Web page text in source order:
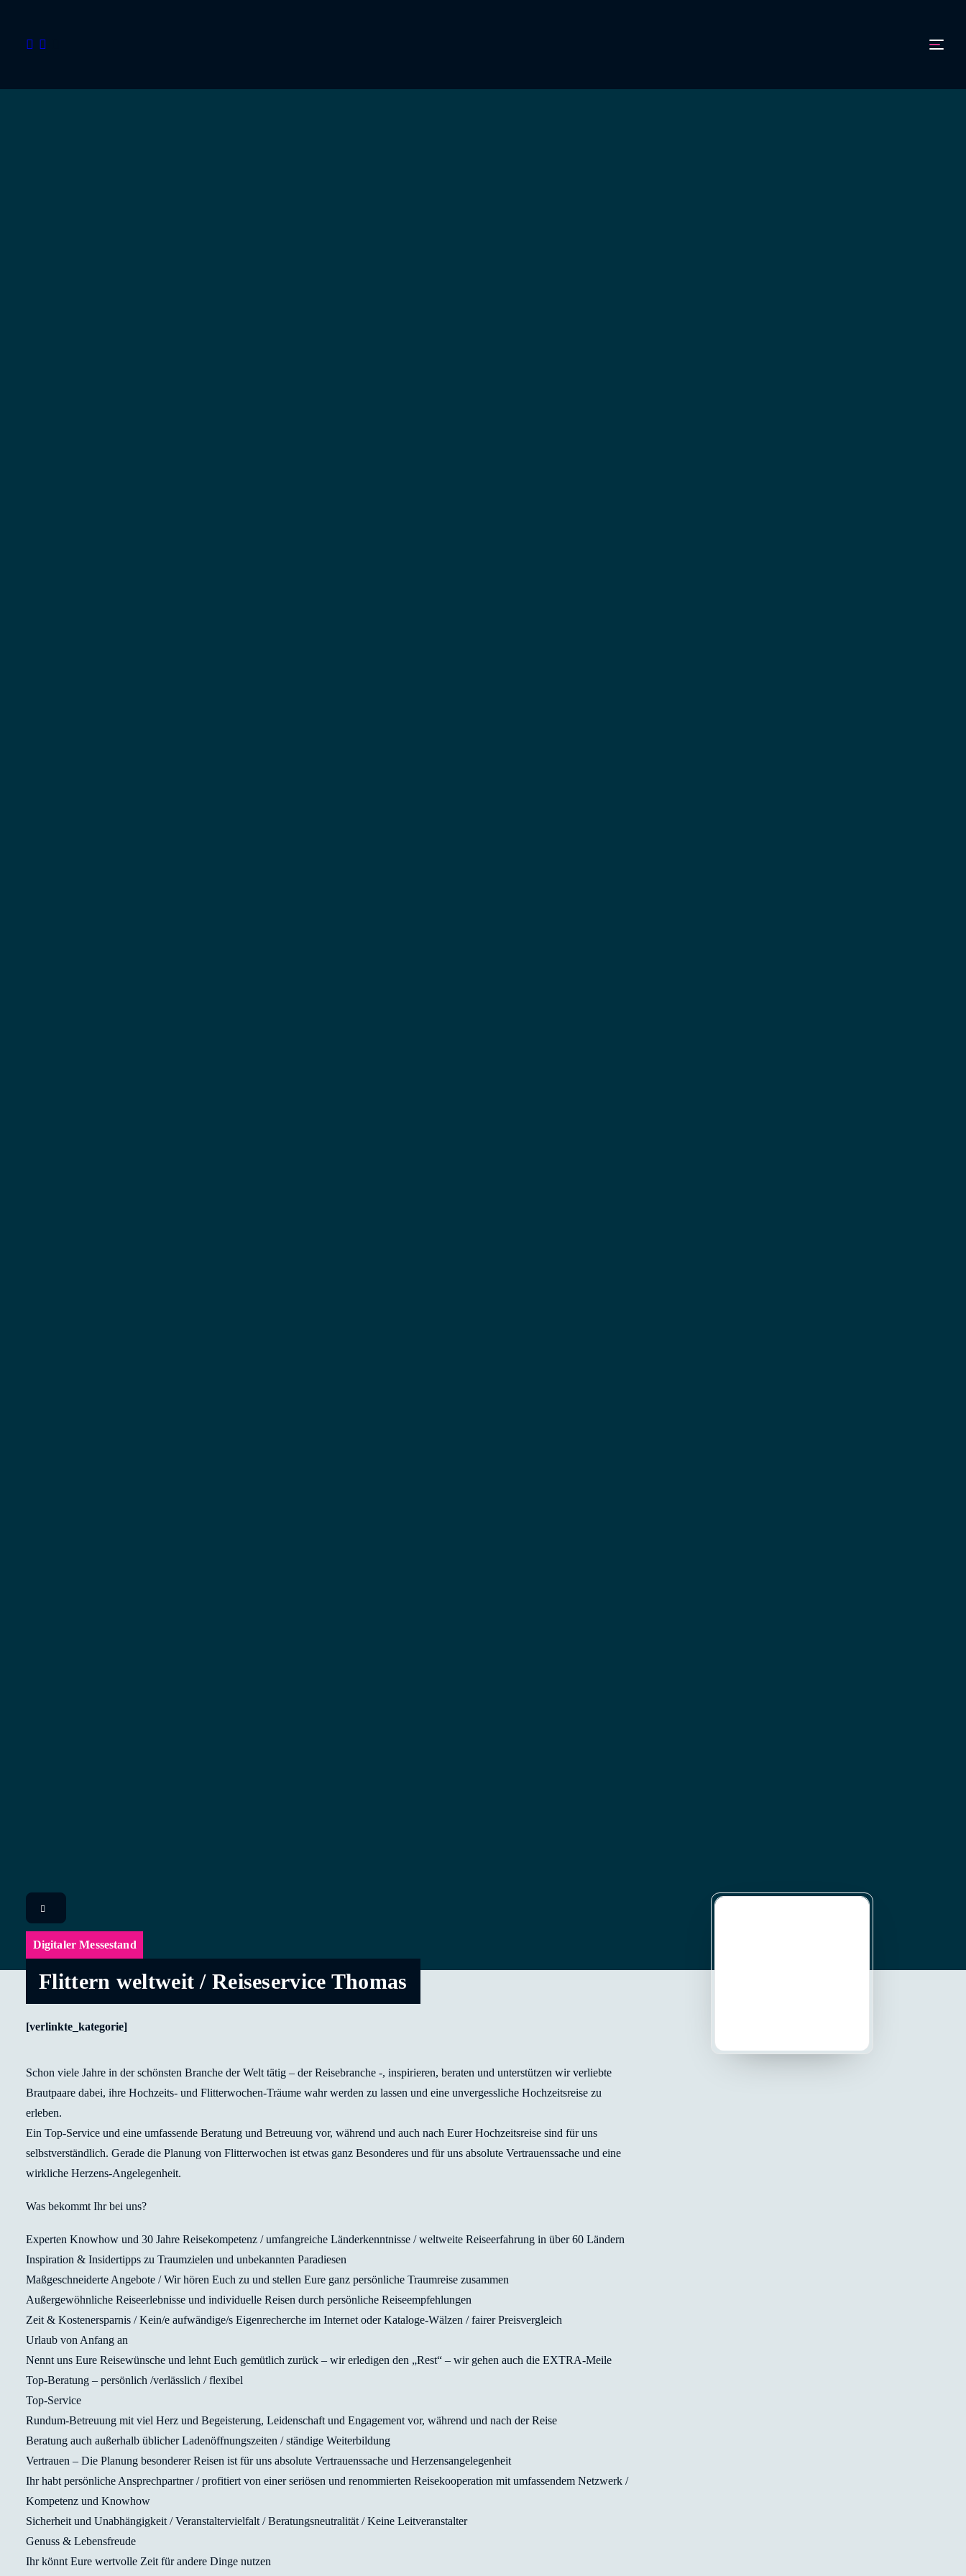
Digitaler Messestand
Flittern weltweit / Reiseservice Thomas
[verlinkte_kategorie]
Schon viele Jahre in der schönsten Branche der Welt tätig – der Reisebranche -, inspirieren, beraten und unterstützen wir verliebte
Brautpaare dabei, ihre Hochzeits- und Flitterwochen-Träume wahr werden zu lassen und eine unvergessliche Hochzeitsreise zu
erleben.
Ein Top-Service und eine umfassende Beratung und Betreuung vor, während und auch nach Eurer Hochzeitsreise sind für uns
selbstverständlich. Gerade die Planung von Flitterwochen ist etwas ganz Besonderes und für uns absolute Vertrauenssache und eine
wirkliche Herzens-Angelegenheit.
Was bekommt Ihr bei uns?
Experten Knowhow und 30 Jahre Reisekompetenz / umfangreiche Länderkenntnisse / weltweite Reiseerfahrung in über 60 Ländern
Inspiration & Insidertipps zu Traumzielen und unbekannten Paradiesen
Maßgeschneiderte Angebote / Wir hören Euch zu und stellen Eure ganz persönliche Traumreise zusammen
Außergewöhnliche Reiseerlebnisse und individuelle Reisen durch persönliche Reiseempfehlungen
Zeit & Kostenersparnis / Kein/e aufwändige/s Eigenrecherche im Internet oder Kataloge-Wälzen / fairer Preisvergleich
Urlaub von Anfang an
Nennt uns Eure Reisewünsche und lehnt Euch gemütlich zurück – wir erledigen den „Rest“ – wir gehen auch die EXTRA-Meile
Top-Beratung – persönlich /verlässlich / flexibel
Top-Service
Rundum-Betreuung mit viel Herz und Begeisterung, Leidenschaft und Engagement vor, während und nach der Reise
Beratung auch außerhalb üblicher Ladenöffnungszeiten / ständige Weiterbildung
Vertrauen – Die Planung besonderer Reisen ist für uns absolute Vertrauenssache und Herzensangelegenheit
Ihr habt persönliche Ansprechpartner / profitiert von einer seriösen und renommierten Reisekooperation mit umfassendem Netzwerk /
Kompetenz und Knowhow
Sicherheit und Unabhängigkeit / Veranstaltervielfalt / Beratungsneutralität / Keine Leitveranstalter
Genuss & Lebensfreude
Ihr könnt Eure wertvolle Zeit für andere Dinge nutzen